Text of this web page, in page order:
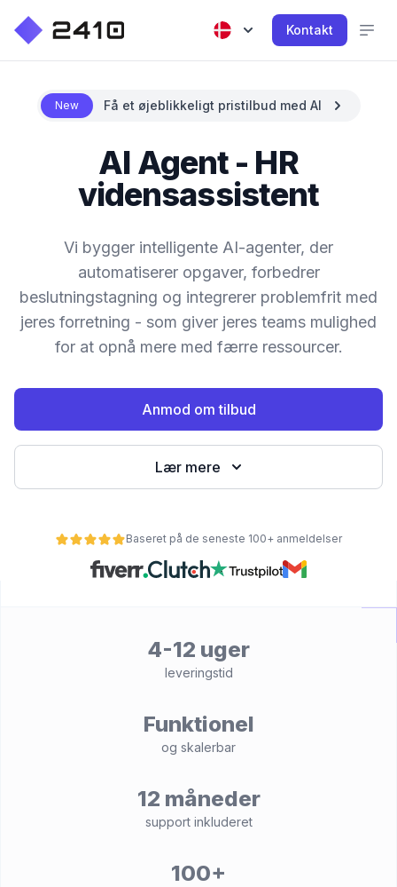
Kontakt
New Få et øjeblikkeligt pristilbud med AI
AI Agent - HR
vidensassistent
Vi bygger intelligente AI-agenter, der
automatiserer opgaver, forbedrer
beslutningstagning og integrerer problemfrit med
jeres forretning - som giver jeres teams mulighed
for at opnå mere med færre ressourcer.
Anmod om tilbud
Lær mere
Baseret på de seneste 100+ anmeldelser
4-12 uger
leveringstid
Funktionel
og skalerbar
12 måneder
support inkluderet
100+